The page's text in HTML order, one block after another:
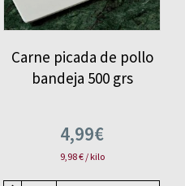
Carne picada de pollo
bandeja 500 grs
4,99€
9,98 € / kilo